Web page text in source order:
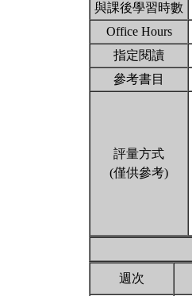
與課後學習時數
Office Hours
指定閱讀
參考書目
評量方式
(僅供參考)
週次